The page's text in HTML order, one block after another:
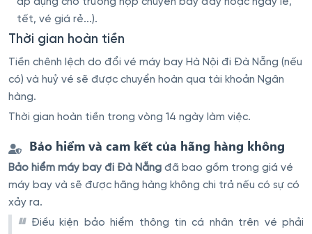
tết, vé giá rẻ...).
Thời gian hoàn tiền
Tiền chênh lệch do đổi vé máy bay Hà Nội đi Đà Nẵng (nếu
có) và huỷ vé sẽ được chuyển hoàn qua tài khoản Ngân
hàng.
Thời gian hoàn tiền trong vòng 14 ngày làm việc.
Bảo hiểm và cam kết của hãng hàng không
Bảo hiểm máy bay đi Đà Nẵng đã bao gồm trong giá vé
máy bay và sẽ được hãng hàng không chi trả nếu có sự có
xảy ra.
Điều kiện bảo hiểm thông tin cá nhân trên vé phải